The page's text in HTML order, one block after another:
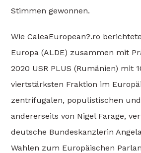
Stimmen gewonnen.
Wie CaleaEuropean?.ro
Europa (ALDE) zusammen mit
2020 USR PLUS (Rumänien)
viertstärksten Fraktion im
zentrifugalen, populistischen
andererseits von Nigel Farage,
deutsche Bundeskanzlerin
Wahlen zum Europäischen